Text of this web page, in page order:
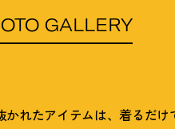
GALLERY
れたアイテムは、着るだけ